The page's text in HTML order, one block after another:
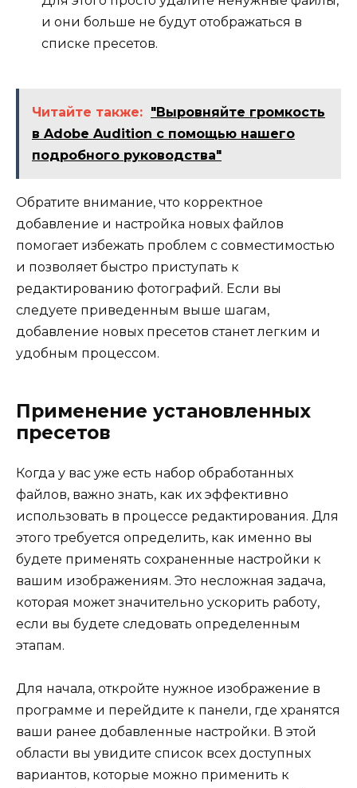
и они больше не будут отображаться в
списке пресетов.
Читайте также: "Выровняйте громкость
в Adobe Audition с помощью нашего
подробного руководства"
Обратите внимание, что корректное
добавление и настройка новых файлов
помогает избежать проблем с совместимостью
и позволяет быстро приступать к
редактированию фотографий. Если вы
следуете приведенным выше шагам,
добавление новых пресетов станет легким и
удобным процессом.
Применение установленных
пресетов
Когда у вас уже есть набор обработанных
файлов, важно знать, как их эффективно
использовать в процессе редактирования. Для
этого требуется определить, как именно вы
будете применять сохраненные настройки к
вашим изображениям. Это несложная задача,
которая может значительно ускорить работу,
если вы будете следовать определенным
этапам.
Для начала, откройте нужное изображение в
программе и перейдите к панели, где хранятся
ваши ранее добавленные настройки. В этой
области вы увидите список всех доступных
вариантов, которые можно применить к